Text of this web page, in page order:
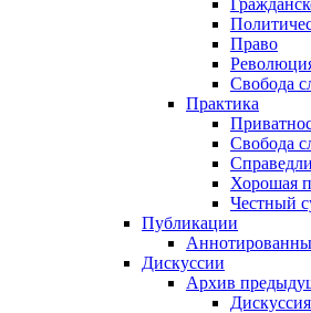
Право
Свобода
Практика
Свобода
Хорошая
Честный
Публикации
Дискуссии
Архив